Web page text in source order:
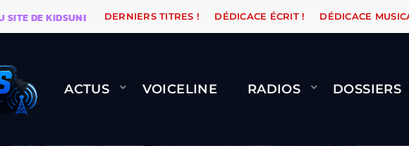
KIDSUNE WARÉTRO ORANGE ROAD QUI PASSE, ÇA LE FAIT !
DERNIERS TITRES ! DÉDICACE ÉCRIT ! DÉDICACE
ACTUS VOICELINE RADIOS DOSSIERS